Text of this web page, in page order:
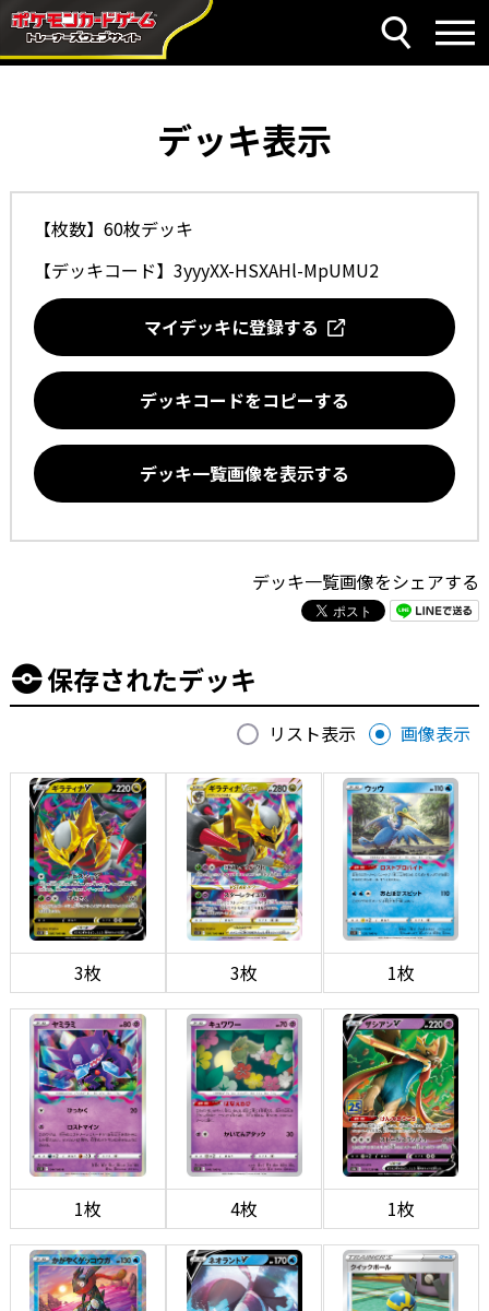
デッキ表示
【枚数】60枚デッキ
【デッキコード】 3yyyXX-HSXAHl-MpUMU2
マイデッキに登録する
デッキコードをコピーする
デッキ一覧画像を表示する
デッキ一覧画像をシェアする
保存されたデッキ
リスト表示 画像表示
3枚 3枚 1枚
1枚 4枚 1枚